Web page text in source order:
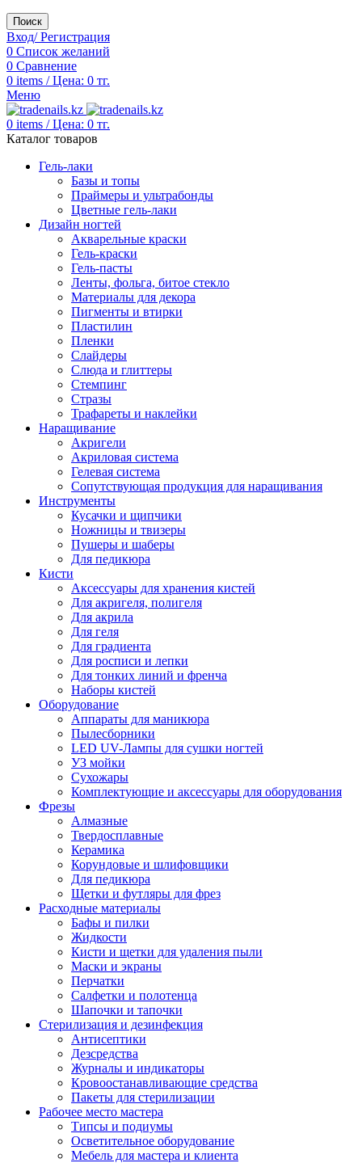
Поиск
Вход/ Регистрация
0 Список желаний
0 Сравнение
0 items / Цена: 0 тг.
Меню
0 items / Цена: 0 тг.
Каталог товаров
Гель-лаки
Базы и топы
Праймеры и ультрабонды
Цветные гель-лаки
Дизайн ногтей
Акварельные краски
Гель-краски
Гель-пасты
Ленты, фольга, битое стекло
Материалы для декора
Пигменты и втирки
Пластилин
Пленки
Слайдеры
Слюда и глиттеры
Стемпинг
Стразы
Трафареты и наклейки
Наращивание
Акригели
Акриловая система
Гелевая система
Сопутствующая продукция для наращивания
Инструменты
Кусачки и щипчики
Ножницы и твизеры
Пушеры и шаберы
Для педикюра
Кисти
Аксессуары для хранения кистей
Для акригеля, полигеля
Для акрила
Для геля
Для градиента
Для росписи и лепки
Для тонких линий и френча
Наборы кистей
Оборудование
Аппараты для маникюра
Пылесборники
LED UV-Лампы для сушки ногтей
УЗ мойки
Сухожары
Комплектующие и аксессуары для оборудования
Фрезы
Алмазные
Твердосплавные
Керамика
Корундовые и шлифовщики
Для педикюра
Щетки и футляры для фрез
Расходные материалы
Бафы и пилки
Жидкости
Кисти и щетки для удаления пыли
Маски и экраны
Перчатки
Салфетки и полотенца
Шапочки и тапочки
Стерилизация и дезинфекция
Антисептики
Дезсредства
Журналы и индикаторы
Кровоостанавливающие средства
Пакеты для стерилизации
Рабочее место мастера
Типсы и подиумы
Осветительное оборудование
Мебель для мастера и клиента